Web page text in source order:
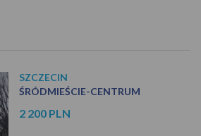
SZCZECIN
ŚRÓDMIEŚCIE-CENTRUM
2 200 PLN